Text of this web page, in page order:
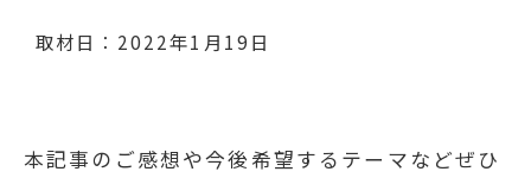
取材日：2022年1月19日
本記事のご感想や今後希望するテーマなどぜひ